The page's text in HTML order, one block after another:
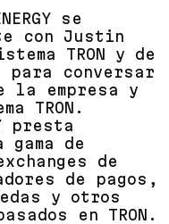
se
con Justin
TRON y de
para conversar
la empresa y
TRON.
presta
de
de
de pagos,
y otros
​​en TRON.